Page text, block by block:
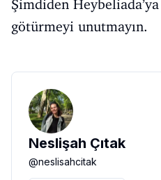
Şimdiden
götürmeyi unutmayın.
Neslişah Çıtak
@neslisahcitak